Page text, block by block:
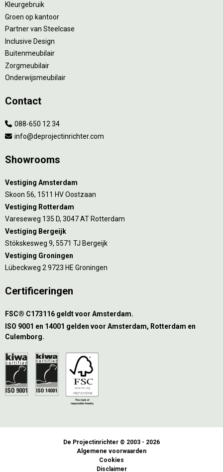
Kleurgebruik
Groen op kantoor
Partner van Steelcase
Inclusive Design
Buitenmeubilair
Zorgmeubilair
Onderwijsmeubilair
Contact
088-650 12 34
info@deprojectinrichter.com
Showrooms
Vestiging Amsterdam
Skoon 56, 1511 HV Oostzaan
Vestiging Rotterdam
Vareseweg 135 D, 3047 AT Rotterdam
Vestiging Bergeijk
Stökskesweg 9, 5571 TJ Bergeijk
Vestiging Groningen
Lübeckweg 2 9723 HE Groningen
Certificeringen
FSC® C173116 geldt voor Amsterdam.
ISO 9001 en 14001 gelden voor Amsterdam, Rotterdam en
Culemborg.
De Projectinrichter © 2003 - 2026
Algemene voorwaarden
Cookies
Disclaimer